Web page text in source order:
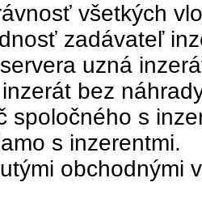
všetkých
zadávateľ
uzná
bez
spoločného s
s inzerentmi.
obchodnými